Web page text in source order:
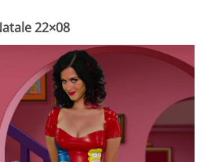
22×08